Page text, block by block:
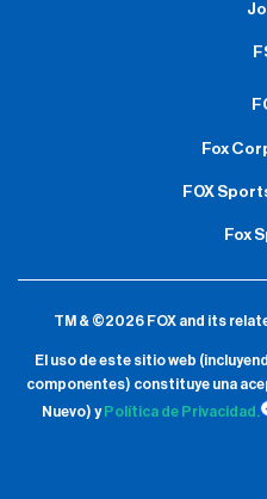
Fox
FOX
Fox
TM & ©2026 FOX and its
El uso de este sitio web
componentes) constituye una
Nuevo) y Política de Privacidad.